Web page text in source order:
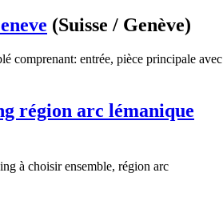
(Suisse / Genève)
comprenant: entrée, pièce principale avec
région arc lémanique
à choisir ensemble, région arc